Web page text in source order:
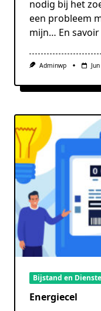
nodig bij het
een probleem
mijn… En
Adminwp
Bijstand en
Energiecel